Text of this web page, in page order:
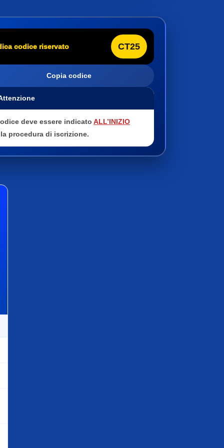
codice riservato CT25
Copia codice
deve essere indicatoALL’INIZIO
procedura di iscrizione.